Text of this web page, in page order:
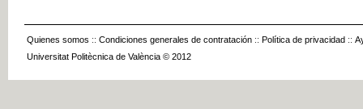
Quienes somos :: Condiciones generales de contratación :: Política de privacidad ::
Universitat Politècnica de València © 2012